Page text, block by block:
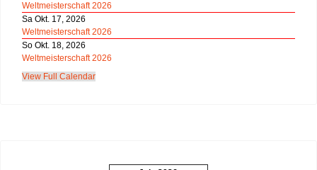
Weltmeisterschaft 2026
Sa Okt. 17, 2026
Weltmeisterschaft 2026
So Okt. 18, 2026
Weltmeisterschaft 2026
View Full Calendar